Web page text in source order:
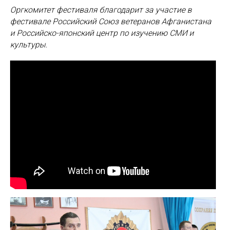
Оргкомитет фестиваля благодарит за участие в
фестивале Российский Союз ветеранов Афганистана
и Российско-японский центр по изучению СМИ и
культуры.